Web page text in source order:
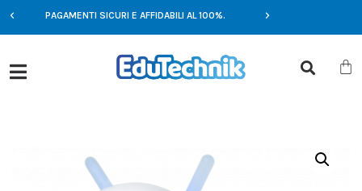
PAGAMENTI SICURI E AFFIDABILI AL 100%.